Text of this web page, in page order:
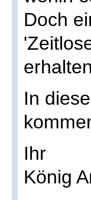
Doch
In
Ihr
König